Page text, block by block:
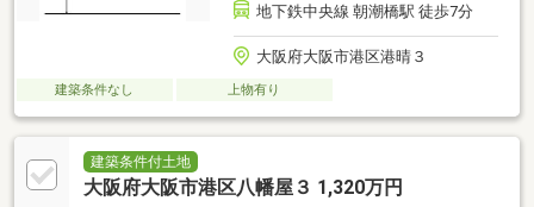
地下鉄中央線 朝潮橋駅 徒歩7分
大阪府大阪市港区港晴３
建築条件なし 上物有り
建築条件付土地
大阪府大阪市港区八幡屋３ 1,320万円